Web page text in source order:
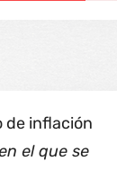
de inflación
el que se